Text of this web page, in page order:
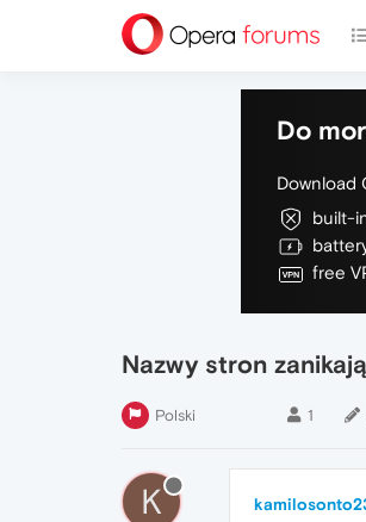
Do
Download
built-
free
Nazwy stron
Polski 1
K